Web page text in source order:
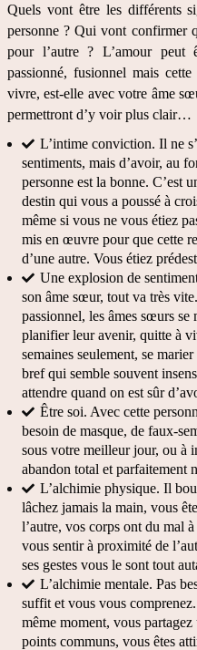
Quels vont être les différents
personne ? Qui vont confirmer
pour l’autre ? L’amour
passionné, fusionnel mais
vivre, est-elle avec votre âme
permettront d’y voir plus clair…
L’intime conviction. Il ne
sentiments, mais d’avoir, au
personne est la bonne. C’est
destin qui vous a poussé à
même si vous ne vous étiez
mis en œuvre pour que cette
d’une autre. Vous étiez
Une explosion de
son âme sœur, tout va très
passionnel, les âmes sœurs se
planifier leur avenir, quitte à
semaines seulement, se
bref qui semble souvent
attendre quand on est sûr
Être soi. Avec cette
besoin de masque, de faux-
sous votre meilleur jour, ou à
abandon total et parfaitement
L’alchimie physique. Il
lâchez jamais la main, vous
l’autre, vos corps ont du mal
vous sentir à proximité de
ses gestes vous le sont tout
L’alchimie mentale. Pas
suffit et vous vous
même moment, vous
points communs, vous êtes